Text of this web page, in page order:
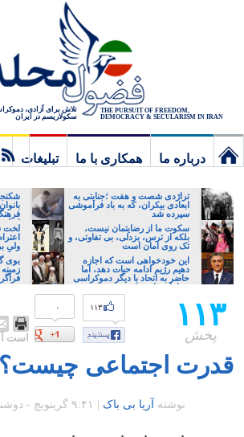
THE PURSUIT OF FREEDOM,
DEMOCRACY & SECULARISM IN IRAN
تلاش برای آزادی،
سکولاریسم در ایران
برگ
درباره ما همکاری با ما
تبلیغات
تراژدی شصت و هفت ؛جنایتی به
ابعادی بیکران، که به باد فراموشی
سپرده شد
سکوت ما از رضایتمان نیست،
بلکه از ترس، بزدلی، بی تفاوتی، و
تک روی امان است
لخت
ولی
این خودخواهی است که اجازه
دهیم رژیم ادامه حیات دهد، اما
حاضر به اتحاد با دیگر دموکراسی
خواهان نباشیم!
بوی
۱۱۳
پخش
۰ ۱۱۳
است
قدرت اجتماعی چیست؟
نوشته آریا بی باک ۹:۴۱ گرينويچ - دوشنبه ۱۴ مرداد ۱۳۹۲